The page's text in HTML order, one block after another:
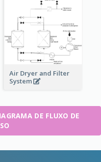
Air Dryer and Filter
System
DE FLUXO DE